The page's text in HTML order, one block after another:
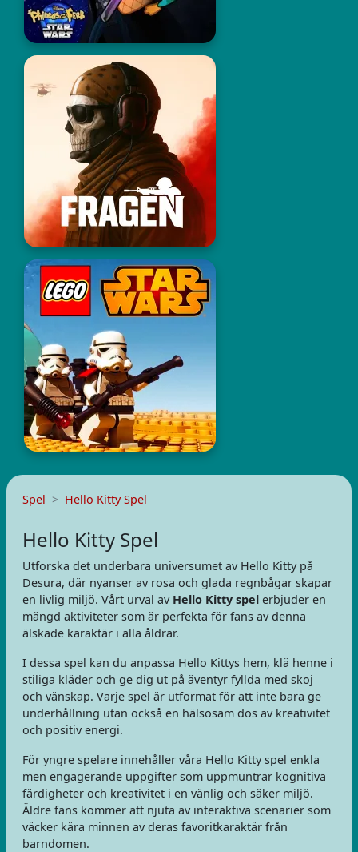
Spel Hello Kitty Spel
Hello Kitty Spel
Utforska det underbara universumet av Hello Kitty på
Desura, där nyanser av rosa och glada regnbågar skapar
en livlig miljö. Vårt urval av Hello Kitty spel erbjuder en
mängd aktiviteter som är perfekta för fans av denna
älskade karaktär i alla åldrar.
I dessa spel kan du anpassa Hello Kittys hem, klä henne i
stiliga kläder och ge dig ut på äventyr fyllda med skoj
och vänskap. Varje spel är utformat för att inte bara ge
underhållning utan också en hälsosam dos av kreativitet
och positiv energi.
För yngre spelare innehåller våra Hello Kitty spel enkla
men engagerande uppgifter som uppmuntrar kognitiva
färdigheter och kreativitet i en vänlig och säker miljö.
Äldre fans kommer att njuta av interaktiva scenarier som
väcker kära minnen av deras favoritkaraktär från
barndomen.